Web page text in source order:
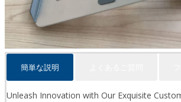
簡単な説明
Unleash Innovation with Our Exquisite